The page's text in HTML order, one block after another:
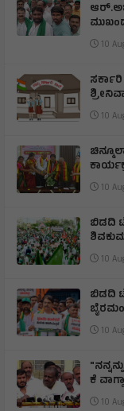
10
10
10
ಬಿಡದಿ
10
ಬಿಡದಿ
10
ಕೆ
10